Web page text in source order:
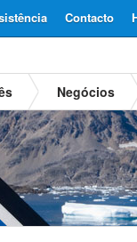
Contacto
Negócios